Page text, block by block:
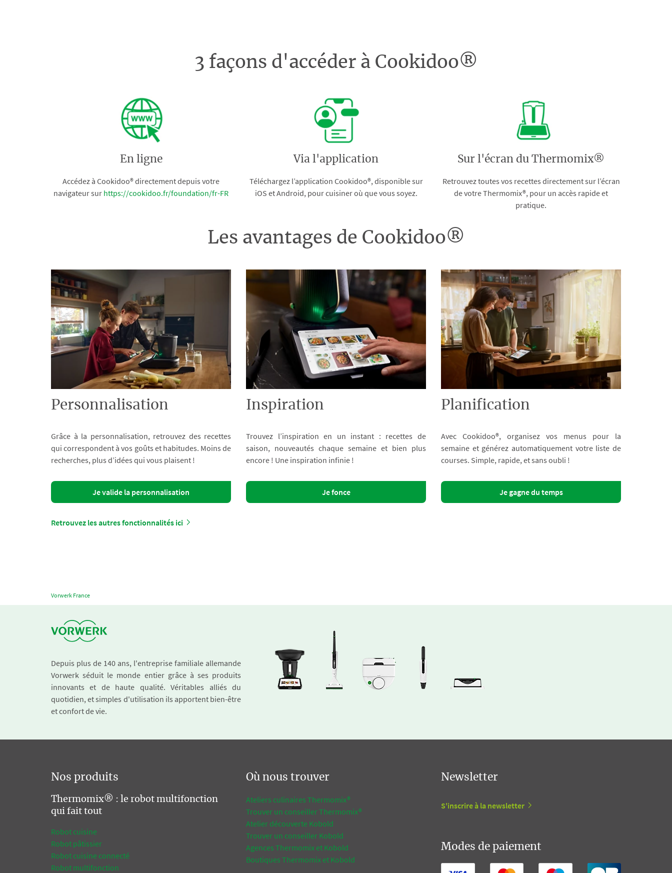
3 façons d'accéder à Cookidoo®
En ligne
Accédez à Cookidoo® directement depuis votre
navigateur sur https://cookidoo.fr/foundation/fr-FR
Via l'application
Téléchargez l’application Cookidoo®, disponible sur
iOS et Android, pour cuisiner où que vous soyez.
Sur l'écran du Thermomix®
Retrouvez toutes vos recettes directement sur l’écran
de votre Thermomix®, pour un accès rapide et
pratique.
Les avantages de Cookidoo®
Personnalisation
Grâce à la personnalisation, retrouvez des recettes
qui correspondent à vos goûts et habitudes. Moins de
recherches, plus d’idées qui vous plaisent !
Je valide la personnalisation
Inspiration
Trouvez l’inspiration en un instant : recettes de
saison, nouveautés chaque semaine et bien plus
encore ! Une inspiration infinie !
Je fonce
Planification
Avec Cookidoo®, organisez vos menus pour la
semaine et générez automatiquement votre liste de
courses. Simple, rapide, et sans oubli !
Je gagne du temps
Retrouvez les autres fonctionnalités ici
Vorwerk France
Depuis plus de 140 ans, l'entreprise familiale allemande
Vorwerk séduit le monde entier grâce à ses produits
innovants et de haute qualité. Véritables alliés du
quotidien, et simples d'utilisation ils apportent bien-être
et confort de vie.
Nos produits
Thermomix® : le robot multifonction
qui fait tout
Robot cuisine
Robot pâtissier
Robot cuisine connecté
Robot multifonction
Où nous trouver
Ateliers culinaires Thermomix®
Trouver un conseiller Thermomix®
Atelier découverte Kobold
Trouver un conseiller Kobold
Agences Thermomix et Kobold
Boutiques Thermomix et Kobold
Newsletter
S'inscrire à la newsletter
Modes de paiement